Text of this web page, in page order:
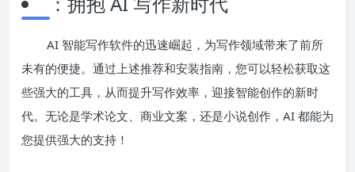
AI 智能写作软件的迅速崛起，为写作领域带来了前所
未有的便捷。通过上述推荐和安装指南，您可以轻松获取这
些强大的工具，从而提升写作效率，迎接智能创作的新时
代。无论是学术论文、商业文案，还是小说创作，AI 都能为
您提供强大的支持！